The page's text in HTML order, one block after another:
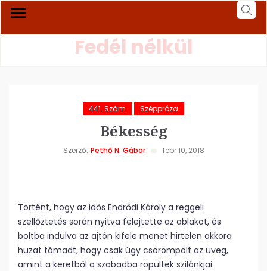
Fedél nélkül
441. Szám Széppróza
Békesség
Szerző: Pethő N. Gábor febr 10, 2018
Történt, hogy az idős Endrődi Károly a reggeli
szellőztetés során nyitva felejtette az ablakot, és
boltba indulva az ajtón kifele menet hirtelen akkora
huzat támadt, hogy csak úgy csörömpölt az üveg,
amint a keretből a szabadba röpültek szilánkjai.